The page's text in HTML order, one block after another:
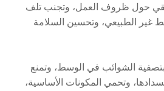
حول ظروف العمل، وتجنب تلف
غير الطبيعي، وتحسين السلامة
الشوائب في الوسط، وتمنع
وتحمي المكونات الأساسية،